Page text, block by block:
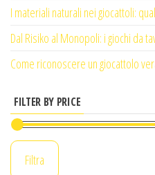
I materiali naturali nei giocattoli:
Dal Risiko al Monopoli: i giochi da
Come riconoscere un giocattolo
FILTER BY PRICE
Filtra